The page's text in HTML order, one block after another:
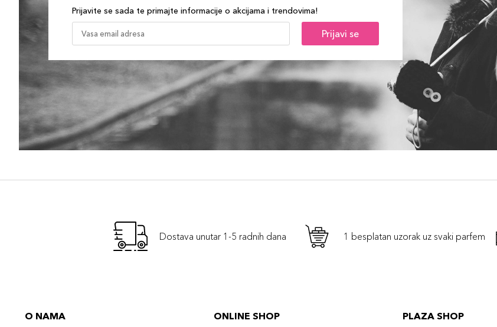
Prijavite se sada te primajte informacije o akcijama i trendovima!
Prijavi se
Dostava unutar 1-5 radnih dana 1 besplatan uzorak uz svaki parfem
O NAMA ONLINE SHOP PLAZA SHOP